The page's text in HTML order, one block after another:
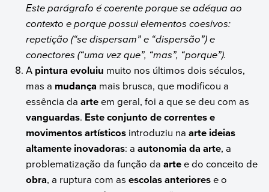
Este parágrafo é coerente porque se adéqua ao
contexto e porque possui elementos coesivos:
repetição (“se dispersam” e “dispersão”) e
conectores (“uma vez que”, “mas”, “porque”).
A pintura evoluiu muito nos últimos dois séculos,
mas a mudança mais brusca, que modificou a
essência daarteem geral, foi a que se deu com as
vanguardas. Este conjunto de correntes e
movimentos artísticos introduziu naarte ideias
altamente inovadoras: aautonomia da arte, a
problematização da função daartee do conceito de
obra, a ruptura com as escolas anteriorese o